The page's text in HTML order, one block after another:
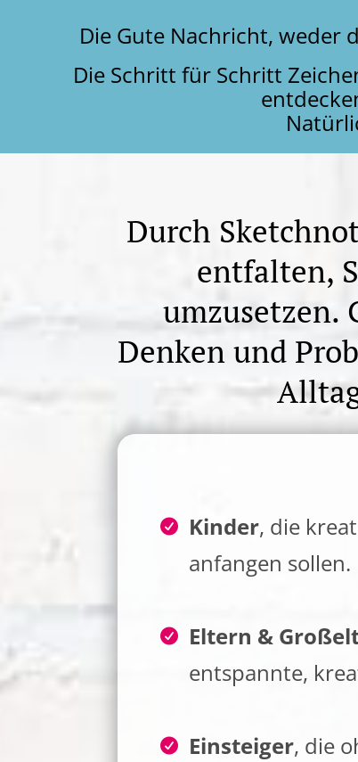
Die Gute Nachricht, weder
Die Schritt für Schritt
Durch
entfalten,
umzusetzen.
Denken und
Kinder, die
anfangen sollen.
Eltern &
entspannte,
Einsteiger, die